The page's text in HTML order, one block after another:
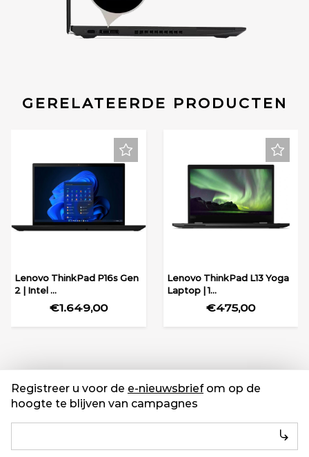
GERELATEERDE PRODUCTEN
Lenovo ThinkPad P16s Gen
2 | Intel ...
€1.649,00
Lenovo ThinkPad L13 Yoga
Laptop | 1...
€475,00
Registreer u voor de e-nieuwsbriefom op de
hoogte te blijven van campagnes